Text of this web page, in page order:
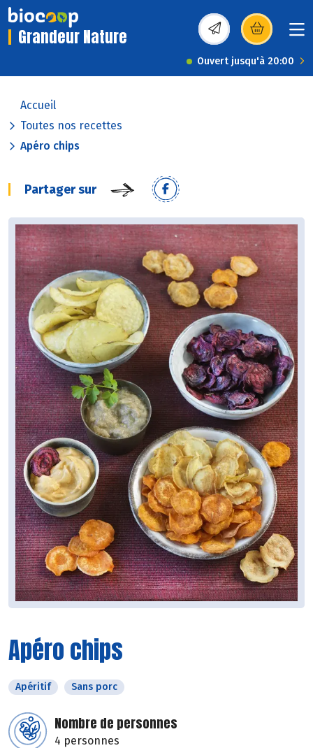
Grandeur Nature (s’ouvre dans une
Ouvert jusqu'à 20:00
Accueil
Toutes nos recettes
Apéro chips
Partager sur
Apéro chips
Apéritif Sans porc
Nombre de personnes
4 personnes